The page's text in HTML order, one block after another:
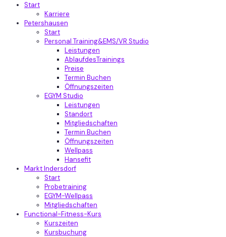
Start
Karriere
Petershausen
Start
Personal Training&EMS/VR Studio
Leistungen
AblaufdesTrainings
Preise
Termin Buchen
Öffnungszeiten
EGYM Studio
Leistungen
Standort
Mitgliedschaften
Termin Buchen
Öffnungszeiten
Wellpass
Hansefit
Markt Indersdorf
Start
Probetraining
EGYM-Wellpass
Mitgliedschaften
Functional-Fitness-Kurs
Kurszeiten
Kursbuchung